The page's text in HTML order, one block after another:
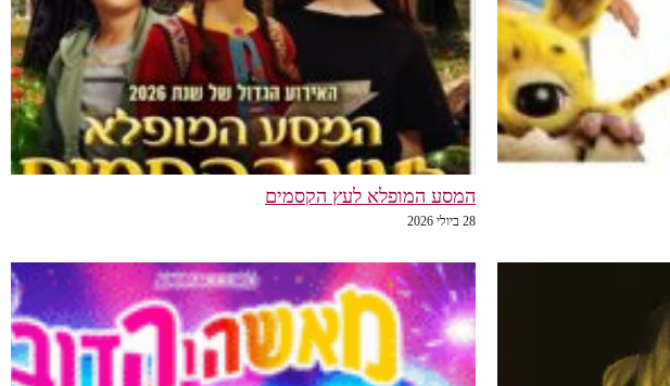
המסע המופלא לעץ הקסמים
28 ביולי 2026